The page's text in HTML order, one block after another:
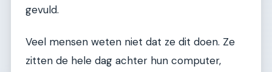
gevuld.
Veel mensen weten niet dat ze dit doen. Ze
zitten de hele dag achter hun computer,